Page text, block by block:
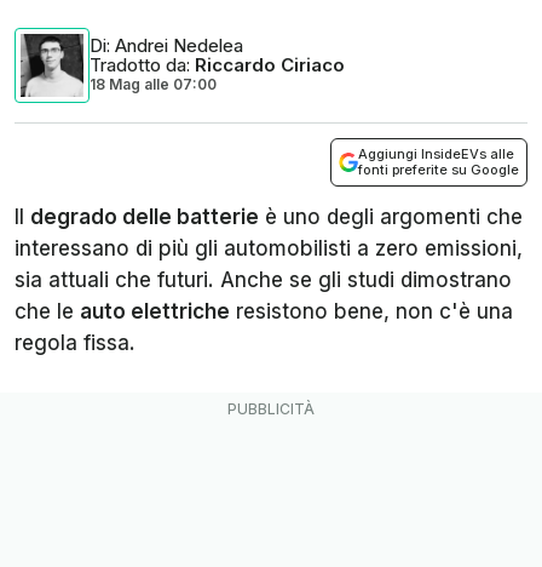
Di: Andrei Nedelea
Tradotto da: Riccardo Ciriaco
18 Mag alle 07:00
Aggiungi InsideEVs alle
fonti preferite su Google
degrado delle batterie è uno degli argomenti che
interessano di più gli automobilisti a zero emissioni,
sia attuali che futuri. Anche se gli studi dimostrano
che le auto elettriche resistono bene, non c'è una
regola fissa.